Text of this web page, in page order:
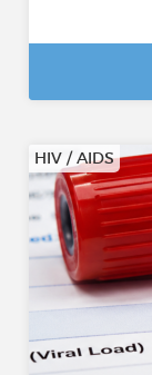
HIV / AIDS